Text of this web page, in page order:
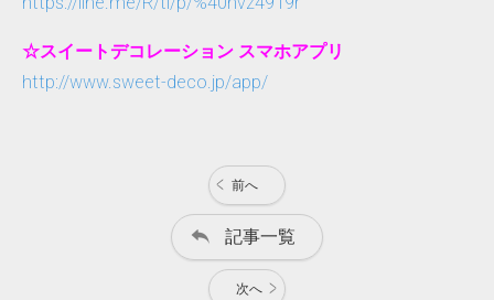
☆スイートデコレーション スマホアプリ
http://www.sweet-deco.jp/app/
前へ
記事一覧
次へ